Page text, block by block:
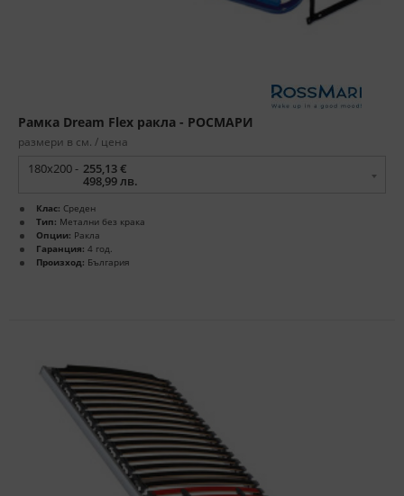
Рамка Dream Flex ракла - РОСМАРИ
размери в см. / цена
180x200 - 255,13 €
498,99 лв.
Клас: Среден
Тип: Метални без крака
Опции: Ракла
Гаранция: 4 год.
Произход: България